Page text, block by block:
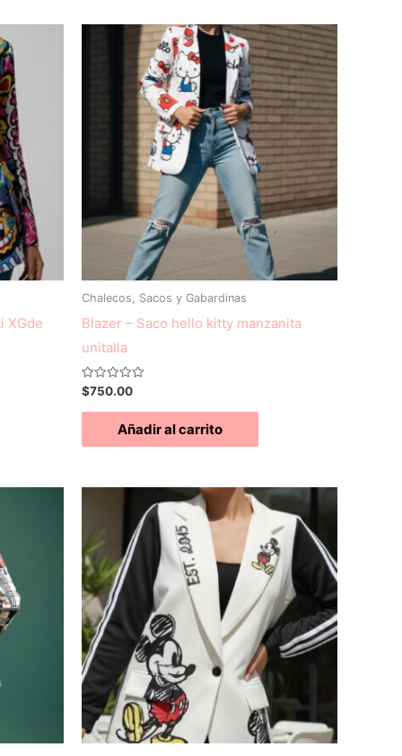
XGde
Chalecos, Sacos y Gabardinas
Blazer – Saco hello kitty manzanita
unitalla
Valorado
con
0
$750.00
Añadir al carrito